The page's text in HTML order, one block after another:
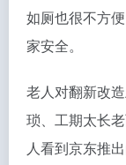
如厕也很不方
家安全。
老人对翻新改
琐、工期太长
人看到京东推